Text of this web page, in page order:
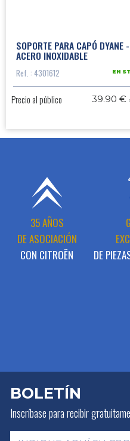
SOPORTE PARA CAPÓ DYANE -
ACERO INOXIDABLE
Ref. : 4301612 EN
Precio al público 39.90 €
35 AÑOS
DE ASOCIACIÓN
CON CITROËN
DE
BOLETÍN
Inscríbase para recibir